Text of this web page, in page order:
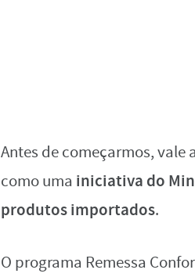
Antes de começarmos, vale
como uma iniciativa do
produtos importados.
O programa Remessa